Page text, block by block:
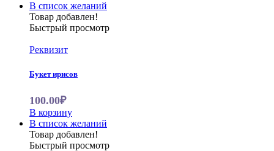
В список желаний
Товар добавлен!
Быстрый просмотр
Реквизит
Букет ирисов
100.00₽
В корзину
В список желаний
Товар добавлен!
Быстрый просмотр